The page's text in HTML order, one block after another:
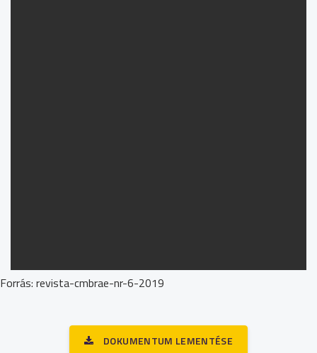
Forrás: revista-cmbrae-nr-6-2019
DOKUMENTUM LEMENTÉSE